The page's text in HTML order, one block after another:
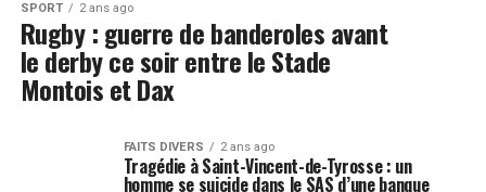
SPORT 2 ans ago
Rugby : guerre de banderoles avant
le derby ce soir entre le Stade
Montois et Dax
FAITS DIVERS 2 ans ago
Tragédie à Saint-Vincent-de-Tyrosse : un
homme se suicide dans le SAS d’une banque